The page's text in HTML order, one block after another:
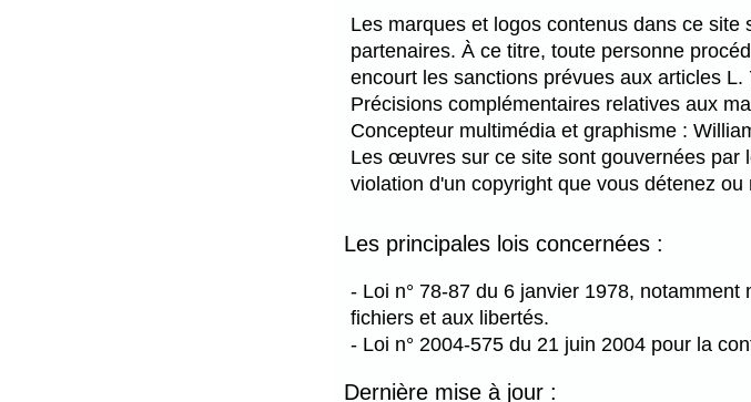
Les marques et logos contenus dans ce
partenaires. À ce titre, toute personne
encourt les sanctions prévues aux articles
Précisions complémentaires relatives aux
Concepteur multimédia et graphisme :
Les œuvres sur ce site sont gouvernées par
violation d'un copyright que vous détenez
Les principales lois concernées :
- Loi n° 78-87 du 6 janvier 1978,
fichiers et aux libertés.
- Loi n° 2004-575 du 21 juin 2004 pour la
Dernière mise à jour :